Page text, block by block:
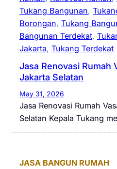
Tukang Bangunan,
Borongan, Tukang
Bangunan Terdekat,
Jakarta, Tukang Terdekat
Jasa Renovasi Rumah
Jakarta Selatan
May 31, 2026
Jasa Renovasi Rumah
Selatan Kepala Tukang
JASA BANGUN RUMAH